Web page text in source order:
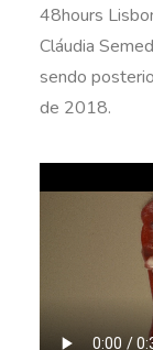
48hours
Cláudia
sendo
de 2018.